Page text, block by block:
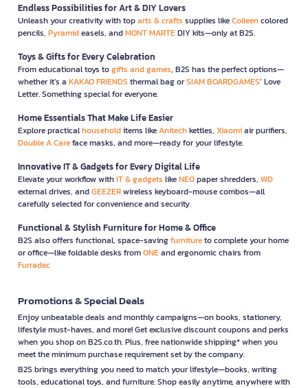
Endless Possibilities for Art & DIY Lovers
Unleash your creativity with toparts & crafts supplies likeColleencolored
pencils, Pyramideasels, andMONT MARTEDIY kits—only at B2S.
Toys & Gifts for Every Celebration
From educational toys togifts and games, B2S has the perfect options—
whether it’s a KAKAO FRIENDS thermal bag orSIAM BOARDGAMES’ Love
Letter. Something special for everyone.
Home Essentials That Make Life Easier
Explore practicalhouseholditems likeAnitechkettles, Xiaomiair purifiers,
Double A Careface masks, and more—ready for your lifestyle.
Innovative IT & Gadgets for Every Digital Life
Elevate your workflow withIT & gadgets likeNEOpaper shredders, WD
external drives, andGEEZERwireless keyboard-mouse combos—all
carefully selected for convenience and security.
Functional & Stylish Furniture for Home & Office
B2S also offers functional, space-savingfurnitureto complete your home
or office—like foldable desks fromONEand ergonomic chairs from
Furradec
Promotions & Special Deals
Enjoy unbeatable deals and monthly campaigns—on books, stationery,
lifestyle must-haves, and more! Get exclusive discount coupons and perks
when you shop on B2S.co.th. Plus, free nationwide shipping* when you
meet the minimum purchase requirement set by the company.
B2S brings everything you need to match your lifestyle—books, writing
tools, educational toys, and furniture. Shop easily anytime, anywhere with